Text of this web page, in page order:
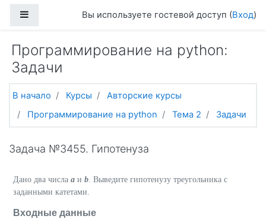
Боковая панельВы используете гостевой доступ (Вход)
Программирование на python:
Задачи
В начало Курсы
Авторские курсы
Программирование на python
Тема 2 Задачи
Задача №3455. Гипотенуза
Дано два числа a и b. Выведите гипотенузу треугольника с
заданными катетами.
Входные данные